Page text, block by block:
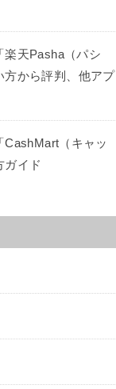
楽天Pasha（パシ
方から評判、他アプ
CashMart（キャッ
ガイド